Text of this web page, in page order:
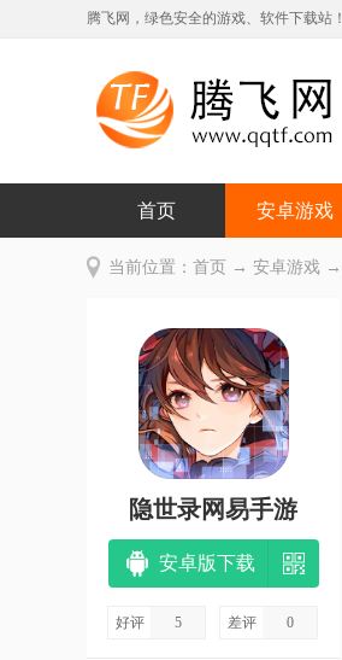
腾飞网，绿色安全的游戏、软件下载站！
首页 安卓游戏
当前位置： 首页 → 安卓游戏 →
隐世录网易手游
安卓版下载
好评 5 差评 0